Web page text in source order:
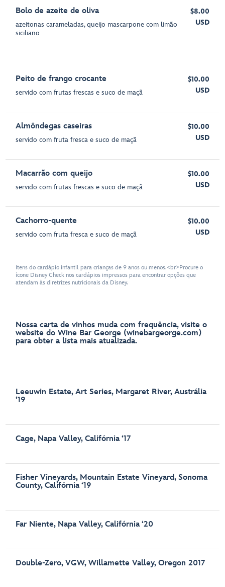
Bolo de azeite de oliva
azeitonas carameladas, queijo mascarpone com limão
siciliano
$8.00
USD
Peito de frango crocante
servido com frutas frescas e suco de maçã
$10.00
USD
Almôndegas caseiras
servido com fruta fresca e suco de maçã
$10.00
USD
Macarrão com queijo
servido com frutas frescas e suco de maçã
$10.00
USD
Cachorro-quente
servido com fruta fresca e suco de maçã
$10.00
USD
Itens do cardápio infantil para crianças de 9 anos ou menos.<br>Procure o
ícone Disney Check nos cardápios impressos para encontrar opções que
atendam às diretrizes nutricionais da Disney.
Nossa carta de vinhos muda com frequência, visite o
website do Wine Bar George (winebargeorge.com)
para obter a lista mais atualizada.
Leeuwin Estate, Art Series, Margaret River, Austrália
‘19
Cage, Napa Valley, Califórnia ‘17
Fisher Vineyards, Mountain Estate Vineyard, Sonoma
County, Califórnia ‘19
Far Niente, Napa Valley, Califórnia ‘20
Double-Zero, VGW, Willamette Valley, Oregon 2017